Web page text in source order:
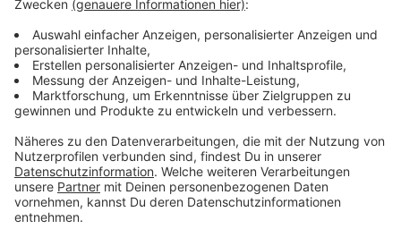
Vorstellen brauchen wir ihn euch nicht. Seit 2003
treibt Jürgen Bangert nun als "Elvis Eifel" seine Späße
am Telefon mit seinen Hörerinnen und Hörern im Radio.
Aber selbst seine 'Opfer' müssen am Ende mit lachen -
ihm bekommen könnt, ist Elvis nun unter die Podcaster
gegangen. Somit steht euch Elvis rund um die Uhr zur
Verfügung. Hier bekommt Ihr außerdem den
"Directors-Cut" - die Original-Telefonate in längerer